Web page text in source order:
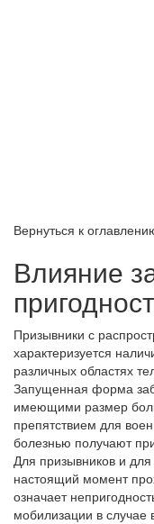
Вернуться к
Влияние
Призывники с
характеризуется
различных областях
Запущенная форма
имеющими размер
препятствием для
болезнью получают
Для призывников и
настоящий момент
означает
мобилизации в случае